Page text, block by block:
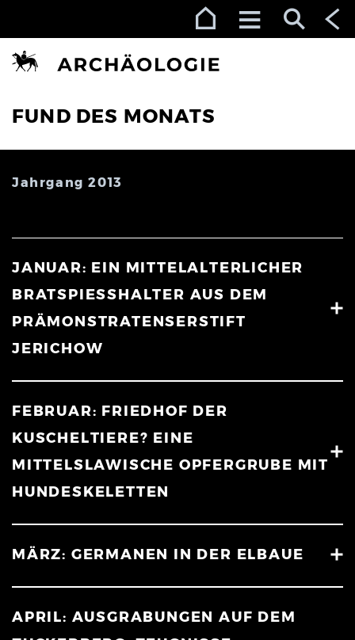
FUND DES MONATS
Jahrgang 2013
JANUAR: EIN MITTELALTERLICHER
BRATSPIESSHALTER AUS DEM P
RÄMONSTRATENSERSTIFT J
ERICHOW
FEBRUAR: FRIEDHOF DER
KUSCHELTIERE? EINE
MITTELSLAWISCHE OPFERGRUBE MIT
HUNDESKELETTEN
MÄRZ: GERMANEN IN DER ELBAUE
APRIL: AUSGRABUNGEN AUF DEM